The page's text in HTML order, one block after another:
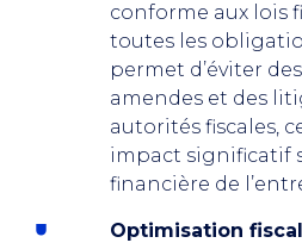
conforme aux lois
toutes les
permet d’éviter
amendes et des
autorités fiscales,
impact significatif
financière de
Optimisation